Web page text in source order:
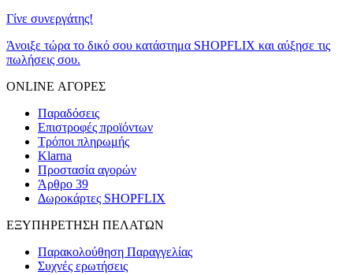
Γίνε συνεργάτης!
Άνοιξε τώρα το δικό σου κατάστημα SHOPFLIX και αύξησε τις
πωλήσεις σου.
ONLINE ΑΓΟΡΕΣ
Παραδόσεις
Επιστροφές προϊόντων
Τρόποι πληρωμής
Klarna
Προστασία αγορών
Άρθρο 39
Δωροκάρτες SHOPFLIX
ΕΞΥΠΗΡΕΤΗΣΗ ΠΕΛΑΤΩΝ
Παρακολούθηση Παραγγελίας
Συχνές ερωτήσεις